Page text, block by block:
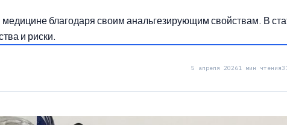
благодаря своим анальгезирующим свойствам. В
и риски.
5 апреля 20261 мин чтения